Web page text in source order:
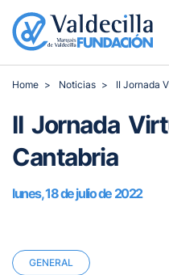
Home Noticias II Jornada
II Jornada
Cantabria
lunes, 18 de julio de 2022
GENERAL